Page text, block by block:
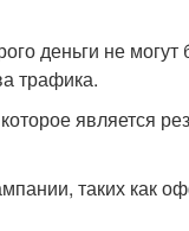
деньги не
трафика.
является
таких как